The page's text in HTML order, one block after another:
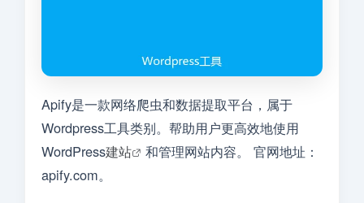
Apify是一款网络爬虫和数据提取平台，属于
Wordpress工具类别。帮助用户更高效地使用
WordPress建站
和管理网站内容。 官网地址：
apify.com。